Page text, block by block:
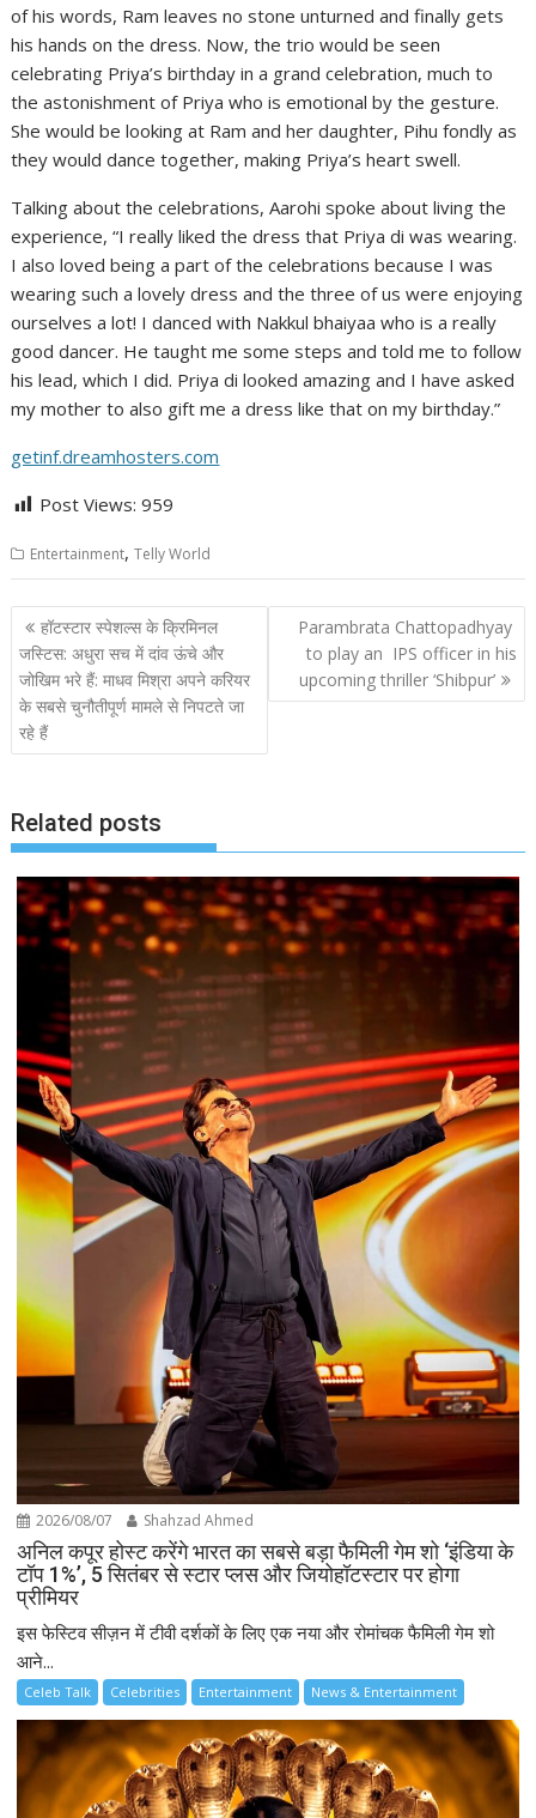
of his words, Ram leaves no stone unturned and finally gets
his hands on the dress. Now, the trio would be seen
celebrating Priya’s birthday in a grand celebration, much to
the astonishment of Priya who is emotional by the gesture.
She would be looking at Ram and her daughter, Pihu fondly as
they would dance together, making Priya’s heart swell.
Talking about the celebrations, Aarohi spoke about living the
experience, “I really liked the dress that Priya di was wearing.
I also loved being a part of the celebrations because I was
wearing such a lovely dress and the three of us were enjoying
ourselves a lot! I danced with Nakkul bhaiyaa who is a really
good dancer. He taught me some steps and told me to follow
his lead, which I did. Priya di looked amazing and I have asked
my mother to also gift me a dress like that on my birthday.”
getinf.dreamhosters.com
Post Views: 959
Entertainment,Telly World
Post
navigation
हॉटस्टार स्पेशल्स के क्रिमिनल
जस्टिस: अधुरा सच में दांव ऊंचे और
जोखिम भरे हैं: माधव मिश्रा अपने करियर
के सबसे चुनौतीपूर्ण मामले से निपटते जा
रहे हैं
Parambrata Chattopadhyay
to play an IPS officer in his
upcoming thriller ‘Shibpur’
Related posts
2026/08/07 Shahzad Ahmed
अनिल कपूर होस्ट करेंगे भारत का सबसे बड़ा फैमिली गेम शो ‘इंडिया के
टॉप 1%’, 5 सितंबर से स्टार प्लस और जियोहॉटस्टार पर होगा
प्रीमियर
इस फेस्टिव सीज़न में टीवी दर्शकों के लिए एक नया और रोमांचक फैमिली गेम शो
आने...
Celeb Talk Celebrities Entertainment News & Entertainment